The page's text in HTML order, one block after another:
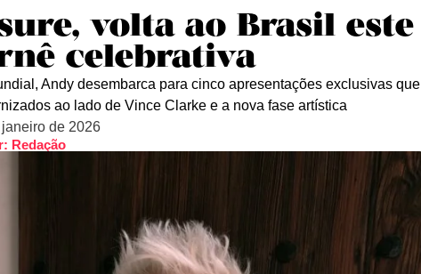
volta ao Brasil este
celebrativa
Andy desembarca para cinco apresentações exclusivas que
ao lado de Vince Clarke e a nova fase artística
de 2026
Redação